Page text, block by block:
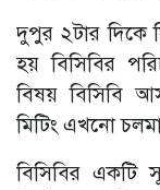
দুপুর ২টার দিকে
হয় বিসিবির
বিষয় বিসিবি
মিটিং এখনো
বিসিবির একটি